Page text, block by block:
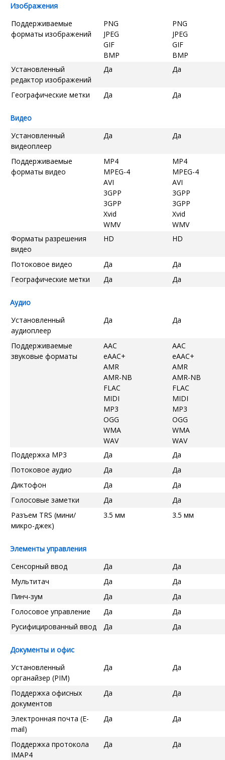
Изображения
Поддерживаемые
форматы изображений
PNG
JPEG
GIF
BMP
PNG
JPEG
GIF
BMP
Установленный
редактор изображений
Да Да
Географические метки Да Да
Видео
Установленный
видеоплеер
Да Да
Поддерживаемые
форматы видео
MP4
MPEG-4
AVI
3GPP
3GPP
Xvid
WMV
MP4
MPEG-4
AVI
3GPP
3GPP
Xvid
WMV
Форматы разрешения
видео
HD HD
Потоковое видео Да
Да
Географические метки
Да Да
Аудио
Установленный
аудиоплеер
Да Да
Поддерживаемые
звуковые форматы
AAC
eAAC+
AMR
AMR-NB
FLAC
MIDI
MP3
OGG
WMA
WAV
AAC
eAAC+
AMR
AMR-NB
FLAC
MIDI
MP3
OGG
WMA
WAV
Поддержка MP3
Да
Да
Потоковое аудио
Да
Да
Диктофон
Да
Да
Голосовые заметки
Да
Да
Разъем TRS (мини/
микро-джек)
3.5 мм 3.5 мм
Элементы управления
Сенсорный ввод
Да
Да
Мультитач
Да
Да
Пинч-зум
Да
Да
Голосовое управление
Да
Да
Русифицированный ввод
Да Да
Документы и офис
Установленный
органайзер (PIM)
Да Да
Поддержка офисных
документов
Да Да
Электронная почта (E-
mail)
Да Да
Поддержка протокола
IMAP4
Да Да